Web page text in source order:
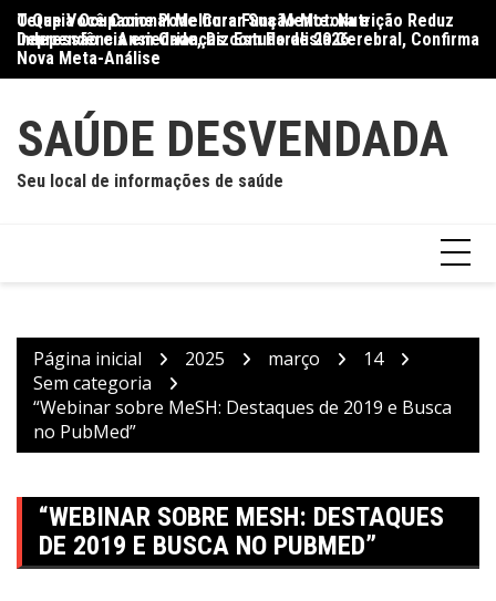
para
conteúdo
O Que Você Come Pode Curar Sua Mente: Nutrição Reduz
Depressão e Ansiedade, Diz Estudo de 2026
Terapia Ocupacional Melhora Função Motora e
Independência em Crianças com Paralisia Cerebral, Confirma
Nova Meta-Análise
SAÚDE DESVENDADA
Seu local de informações de saúde
Página inicial 2025 março
14
Sem categoria
“Webinar sobre MeSH: Destaques de 2019 e Busca
no PubMed”
“WEBINAR SOBRE MESH: DESTAQUES
DE 2019 E BUSCA NO PUBMED”